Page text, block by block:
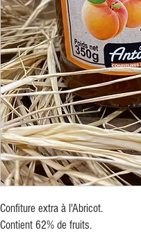
Confiture extra à l'Abricot.
Contient 62% de fruits.